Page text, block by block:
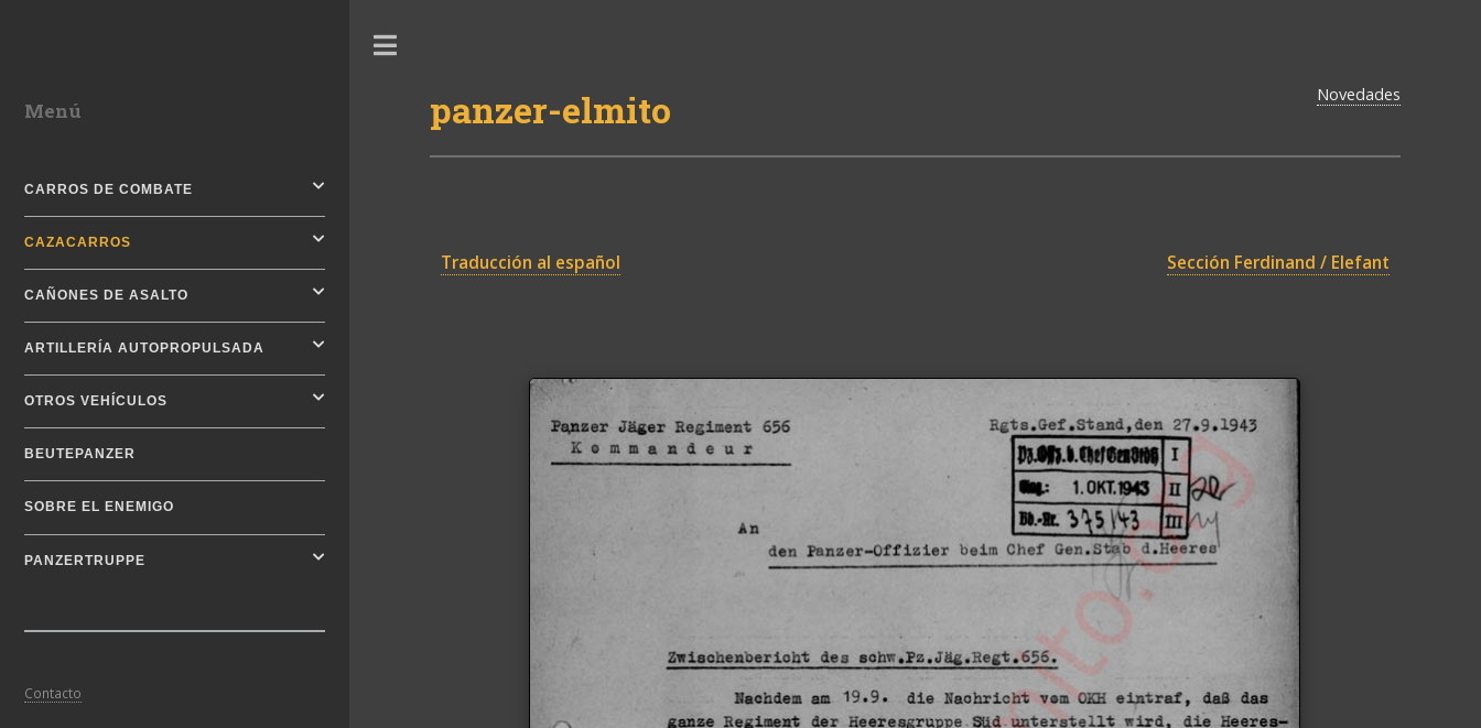
panzer-elmito Novedades
Traducción al español Sección Ferdinand / Elefant
Menú
CARROS DE COMBATE
CAZACARROS
CAÑONES DE ASALTO
ARTILLERÍA AUTOPROPULSADA
OTROS VEHÍCULOS
BEUTEPANZER
SOBRE EL ENEMIGO
PANZERTRUPPE
Contacto